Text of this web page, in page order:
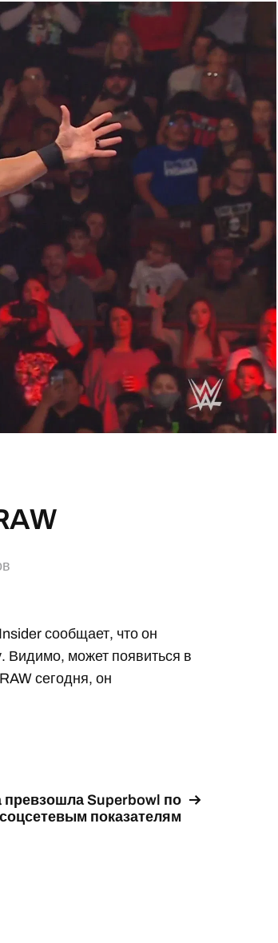
сообщает, что он
Видимо, может появиться в
сегодня, он
превзошла Superbowl по
показателям